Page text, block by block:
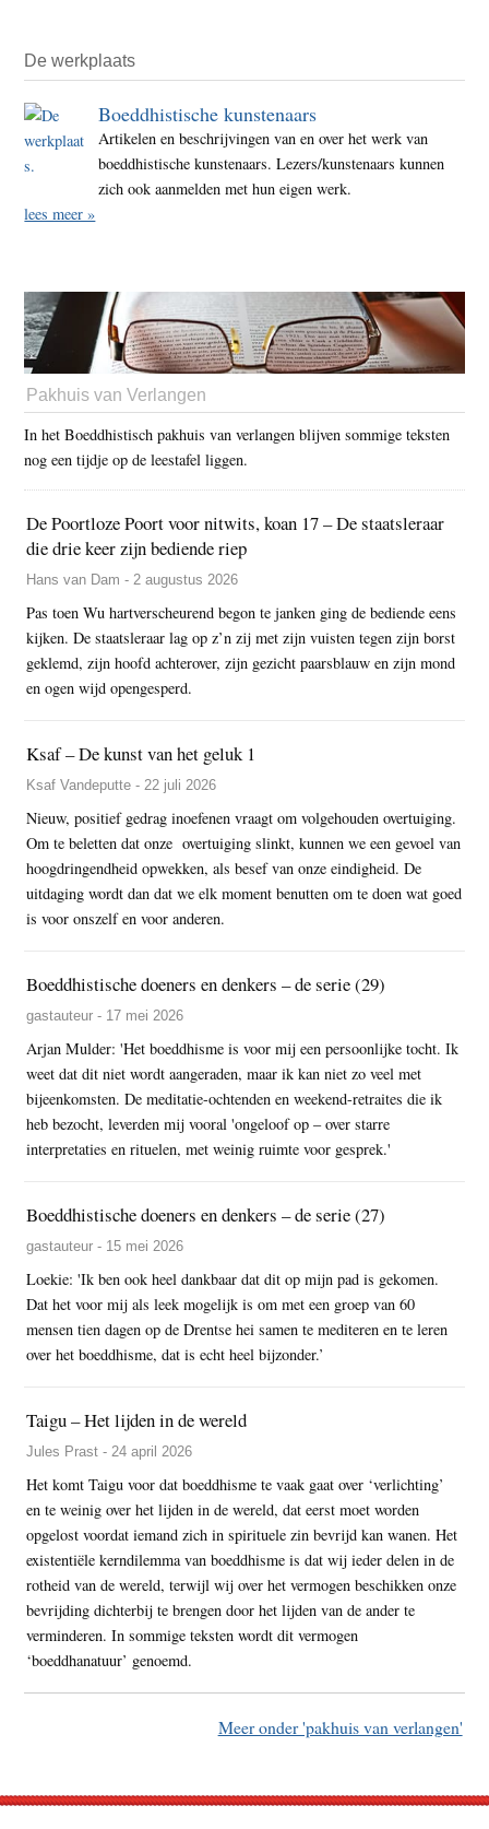
De werkplaats
Boeddhistische kunstenaars
Artikelen en beschrijvingen van en over het werk van
boeddhistische kunstenaars. Lezers/kunstenaars kunnen
zich ook aanmelden met hun eigen werk.
lees meer »
Pakhuis van Verlangen
In het Boeddhistisch pakhuis van verlangen blijven sommige teksten
nog een tijdje op de leestafel liggen.
De Poortloze Poort voor nitwits, koan 17 – De staatsleraar
die drie keer zijn bediende riep
Hans van Dam - 2 augustus 2026
Pas toen Wu hartverscheurend begon te janken ging de bediende eens
kijken. De staatsleraar lag op z’n zij met zijn vuisten tegen zijn borst
geklemd, zijn hoofd achterover, zijn gezicht paarsblauw en zijn mond
en ogen wijd opengesperd.
Ksaf – De kunst van het geluk 1
Ksaf Vandeputte - 22 juli 2026
Nieuw, positief gedrag inoefenen vraagt om volgehouden overtuiging.
Om te beletten dat onze overtuiging slinkt, kunnen we een gevoel van
hoogdringendheid opwekken, als besef van onze eindigheid. De
uitdaging wordt dan dat we elk moment benutten om te doen wat goed
is voor onszelf en voor anderen.
Boeddhistische doeners en denkers – de serie (29)
gastauteur - 17 mei 2026
Arjan Mulder: 'Het boeddhisme is voor mij een persoonlijke tocht. Ik
weet dat dit niet wordt aangeraden, maar ik kan niet zo veel met
bijeenkomsten. De meditatie-ochtenden en weekend-retraites die ik
heb bezocht, leverden mij vooral 'ongeloof op – over starre
interpretaties en rituelen, met weinig ruimte voor gesprek.'
Boeddhistische doeners en denkers – de serie (27)
gastauteur - 15 mei 2026
Loekie: 'Ik ben ook heel dankbaar dat dit op mijn pad is gekomen.
Dat het voor mij als leek mogelijk is om met een groep van 60
mensen tien dagen op de Drentse hei samen te mediteren en te leren
over het boeddhisme, dat is echt heel bijzonder.’
Taigu – Het lijden in de wereld
Jules Prast - 24 april 2026
Het komt Taigu voor dat boeddhisme te vaak gaat over ‘verlichting’
en te weinig over het lijden in de wereld, dat eerst moet worden
opgelost voordat iemand zich in spirituele zin bevrijd kan wanen. Het
existentiële kerndilemma van boeddhisme is dat wij ieder delen in de
rotheid van de wereld, terwijl wij over het vermogen beschikken onze
bevrijding dichterbij te brengen door het lijden van de ander te
verminderen. In sommige teksten wordt dit vermogen
‘boeddhanatuur’ genoemd.
Meer onder 'pakhuis van verlangen'